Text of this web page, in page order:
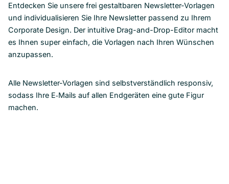
Entdecken Sie unsere frei gestaltbaren Newsletter-Vorlagen
und individualisieren Sie Ihre Newsletter passend zu Ihrem
Corporate Design. Der intuitive Drag-and-Drop-Editor macht
es Ihnen super einfach, die Vorlagen nach Ihren Wünschen
anzupassen.
Alle Newsletter-Vorlagen sind selbstverständlich responsiv,
sodass Ihre E‑Mails auf allen Endgeräten eine gute Figur
machen.